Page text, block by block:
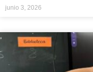
junio 3, 2026